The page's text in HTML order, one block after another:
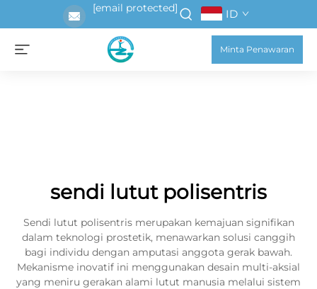
[email protected] ID
Minta Penawaran
sendi lutut polisentris
Sendi lutut polisentris merupakan kemajuan signifikan
dalam teknologi prostetik, menawarkan solusi canggih
bagi individu dengan amputasi anggota gerak bawah.
Mekanisme inovatif ini menggunakan desain multi-aksial
yang meniru gerakan alami lutut manusia melalui sistem